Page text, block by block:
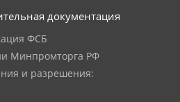
документация
ФСБ
Минпромторга РФ
и разрешения: